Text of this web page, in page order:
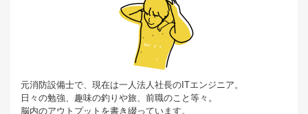
元消防設備士で、現在は一人法人社長のITエンジニア。
日々の勉強、趣味の釣りや旅、前職のこと等々。
脳内のアウトプットを書き綴っています。